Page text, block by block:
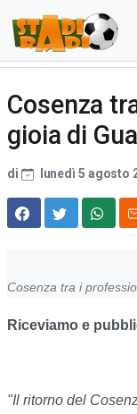
Cosenza
gioia di
di lunedì 5 agosto
Cosenza tra i
Riceviamo e
"Il ritorno del